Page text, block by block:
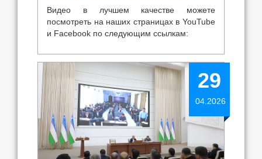
Видео в лучшем качестве можете
посмотреть на наших страницах в YouTube
и Facebook по следующим ссылкам:
29
04.2026